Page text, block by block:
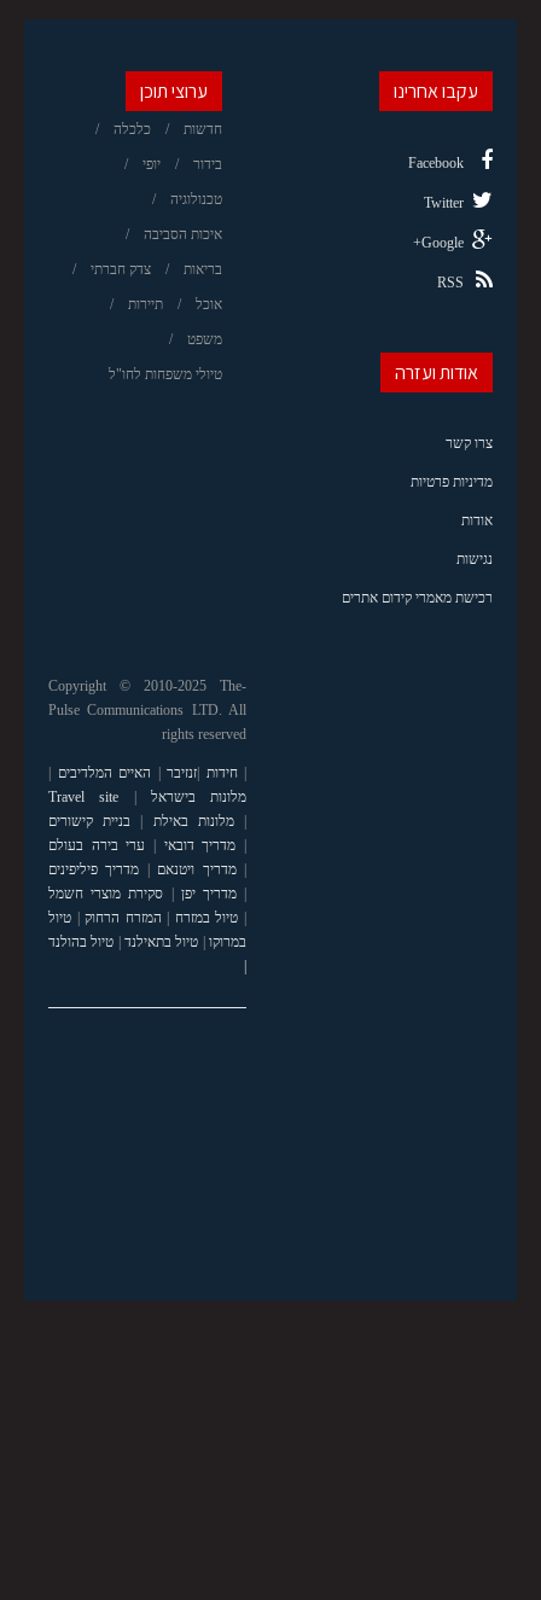
ערוצי תוכן
חדשות כלכלה
בידור יופי
טכנולוגיה
איכות הסביבה
בריאות צדק חברתי
אוכל תיירות
משפט
טיולי משפחות לחו"ל
עקבו אחרינו
Facebook
Twitter
Google+
RSS
אודות ועזרה
צרו קשר
מדיניות פרטיות
אודות
נגישות
רכישת מאמרי קידום אתרים
Copyright © 2010-2025 The-
Pulse Communications LTD. All
rights reserved
|חידות |זנזיבר | האיים המלדיבים |
מלונות בישראל |
Travel site
|מלונות באילת | בניית קישורים
| מדריך דובאי | ערי בירה בעולם
|מדריך ויטנאם | מדריך פיליפינים
|מדריך יפן | סקירת מוצרי חשמל
| טיול במזרח | המזרח הרחוק| טיול
במרוקו| טיול בתאילנד| טיול בהולנד
|